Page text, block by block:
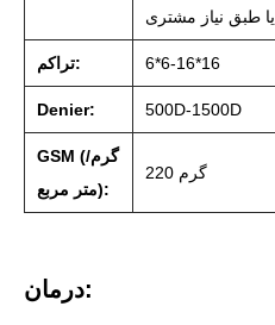
یا طبق نیاز مشتری
تراکم: 6*6-16*16
Denier: 500D-1500D
GSM (گرم/
متر مربع):
220 گرم
درمان: